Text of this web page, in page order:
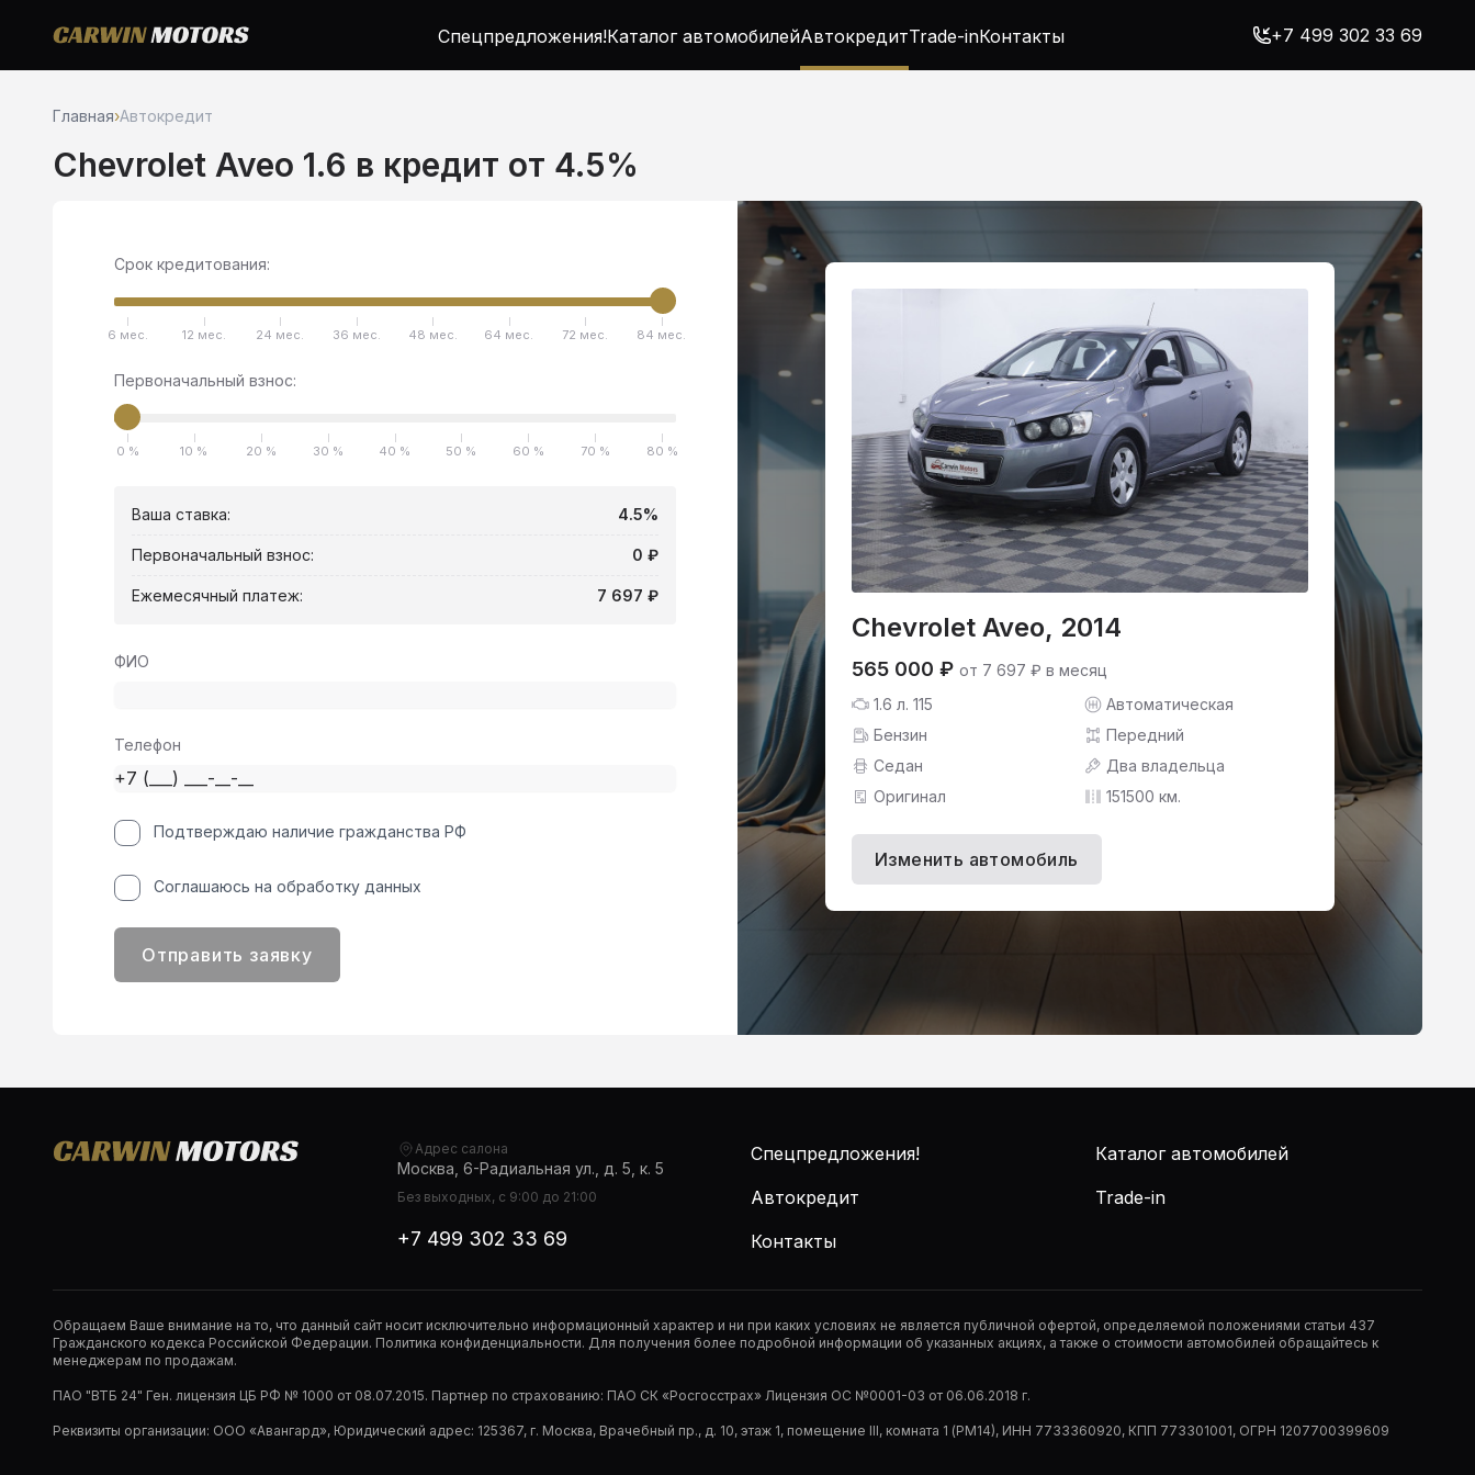
Спецпредложения!Каталог автомобилейАвтокредитTrade-inКонтакты +7 499 302 33 69
Главная›Автокредит
Chevrolet Aveo 1.6 в кредит от 4.5%
Chevrolet Aveo, 2014
565 000 ₽ от 7 697 ₽ в месяц
1.6 л. 115
Автоматическая
Бензин
Передний
Седан
Два владельца
Оригинал
151500 км.
Изменить автомобиль
Срок кредитования:
6 мес. 12 мес. 24 мес. 36 мес. 48 мес. 64 мес. 72 мес. 84 мес.
Первоначальный взнос:
0 % 10 % 20 % 30 % 40 % 50 % 60 % 70 % 80 %
Ваша ставка: 4.5%
Первоначальный взнос: 0 ₽
Ежемесячный платеж: 7 697 ₽
ФИО
Телефон
Подтверждаю наличие гражданства РФ
Соглашаюсь на обработку данных
Отправить заявку
Адрес салона
Москва, 6-Радиальная ул., д. 5, к. 5
Без выходных, с 9:00 до 21:00
+7 499 302 33 69
Спецпредложения!
Каталог автомобилей
Автокредит
Trade-in
Контакты
Обращаем Ваше внимание на то, что данный сайт носит исключительно информационный характер и ни при каких условиях не является публичной офертой, определяемой положениями статьи 437
Гражданского кодекса Российской Федерации. Политика конфиденциальности. Для получения более подробной информации об указанных акциях, а также о стоимости автомобилей обращайтесь к
менеджерам по продажам.
ПАО "ВТБ 24" Ген. лицензия ЦБ РФ № 1000 от 08.07.2015. Партнер по страхованию: ПАО СК «Росгосстрах» Лицензия ОС №0001-03 от 06.06.2018 г.
Реквизиты организации: ООО «Авангард», Юридический адрес: 125367, г. Москва, Врачебный пр., д. 10, этаж 1, помещение III, комната 1 (РМ14), ИНН 7733360920, КПП 773301001, ОГРН 1207700399609